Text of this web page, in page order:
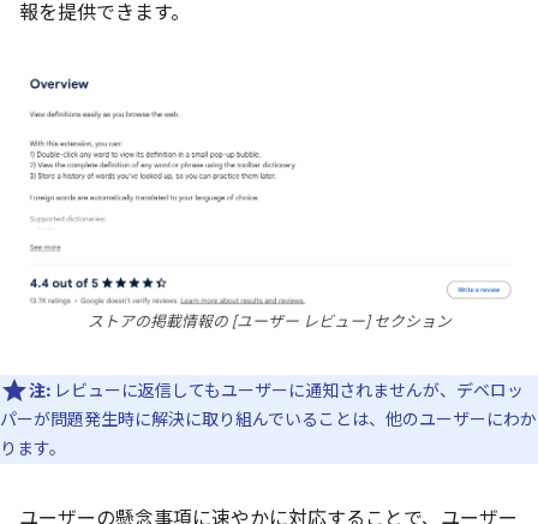
報を提供できます。
ストアの掲載情報の [ユーザー レビュー] セクション
注: レビューに返信してもユーザーに通知されませんが、デベロッ
パーが問題発生時に解決に取り組んでいることは、他のユーザーにわか
ります。
ユーザーの懸念事項に速やかに対応することで、ユーザー